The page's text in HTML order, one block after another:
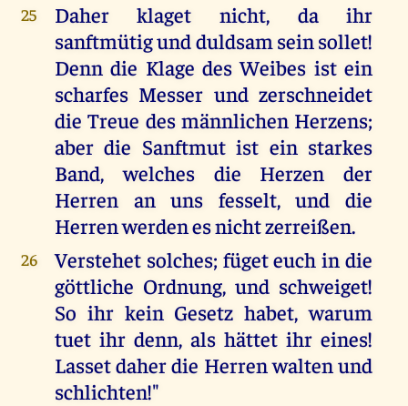
25
Daher klaget nicht, da ihr
sanftmütig und duldsam sein sollet!
Denn die Klage des Weibes ist ein
scharfes Messer und zerschneidet
die Treue des männlichen Herzens;
aber die Sanftmut ist ein starkes
Band, welches die Herzen der
Herren an uns fesselt, und die
Herren werden es nicht zerreißen.
26
Verstehet solches; füget euch in die
göttliche Ordnung, und schweiget!
So ihr kein Gesetz habet, warum
tuet ihr denn, als hättet ihr eines!
Lasset daher die Herren walten und
schlichten!"